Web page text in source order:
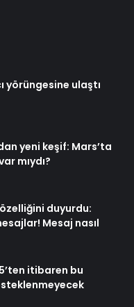
yörüngesine ulaştı
yeni keşif: Mars’ta
mıydı?
duyurdu:
Mesaj nasıl
itibaren bu